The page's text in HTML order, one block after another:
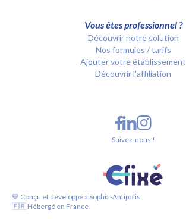
Vous êtes professionnel ?
Découvrir notre solution
Nos formules / tarifs
Ajouter votre établissement
Découvrir l'affiliation
💙 Conçu et développé à Sophia-Antipolis
🇫🇷 Hébergé en France
Suivez-nous !